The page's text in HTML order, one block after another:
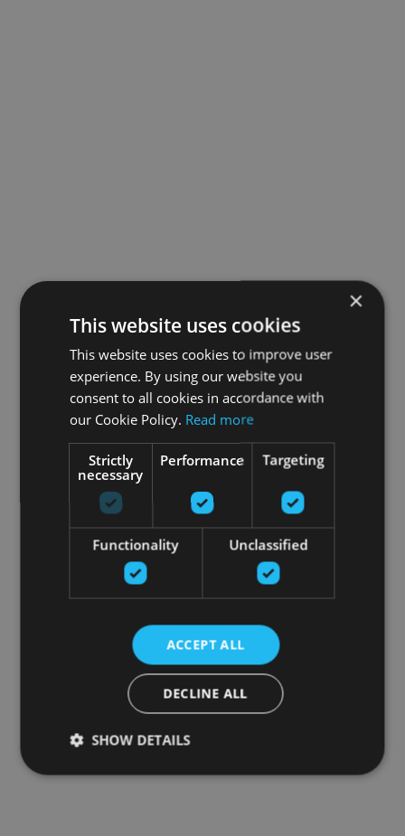
×
This website uses cookies
This website uses cookies to improve user
experience. By using our website you
consent to all cookies in accordance with
our Cookie Policy. Read more
Strictly
necessary
Performance Targeting
Functionality Unclassified
ACCEPT ALL
DECLINE ALL
SHOW DETAILS